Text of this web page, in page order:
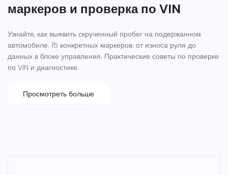
маркеров и проверка по VIN
Узнайте, как выявить скрученный пробег на подержанном
автомобиле. 15 конкретных маркеров: от износа руля до
данных в блоке управления. Практические советы по проверке
по VIN и диагностике.
Просмотреть больше